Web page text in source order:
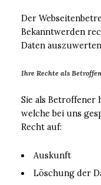
Der
Bekanntwerden
Daten
Ihre Rechte als
Sie als Betroffener
welche bei uns
Recht auf:
Auskunft
Löschung der